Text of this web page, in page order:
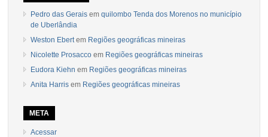
Pedro das Gerais emquilombo Tenda dos Morenos no município
de Uberlândia
Weston Ebert em Regiões geográficas mineiras
Nicolette Prosacco em Regiões geográficas mineiras
Eudora Kiehn em Regiões geográficas mineiras
Anita Harris em Regiões geográficas mineiras
META
Acessar